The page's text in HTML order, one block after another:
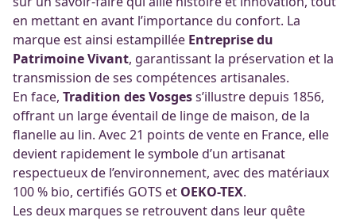
en mettant en avant l’importance du confort. La
marque est ainsi estampillée Entreprise du
Patrimoine Vivant, garantissant la préservation et la
transmission de ses compétences artisanales.
En face, Tradition des Vosgess’illustre depuis 1856,
offrant un large éventail de linge de maison, de la
flanelle au lin. Avec 21 points de vente en France, elle
devient rapidement le symbole d’un artisanat
respectueux de l’environnement, avec des matériaux
100 % bio, certifiés GOTS et OEKO-TEX.
Les deux marques se retrouvent dans leur quête